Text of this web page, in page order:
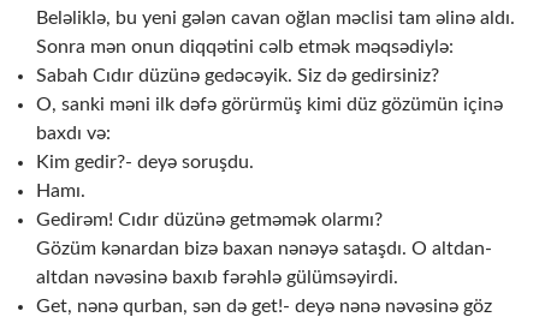
Beləliklə, bu yeni gələn cavan oğlan məclisi tam əlinə aldı.
Sonra mən onun diqqətini cəlb etmək məqsədiylə:
Sabah Cıdır düzünə gedəcəyik. Siz də gedirsiniz?
O, sanki məni ilk dəfə görürmüş kimi düz gözümün içinə
baxdı və:
Kim gedir?- deyə soruşdu.
Hamı.
Gedirəm! Cıdır düzünə getməmək olarmı?
Gözüm kənardan bizə baxan nənəyə sataşdı. O altdan-
altdan nəvəsinə baxıb fərəhlə gülümsəyirdi.
Get, nənə qurban, sən də get!- deyə nənə nəvəsinə göz